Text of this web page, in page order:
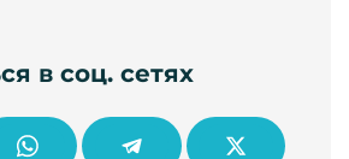
в соц. сетях